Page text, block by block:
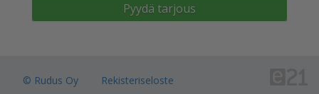
Pyydä tarjous
© Rudus Oy Rekisteriseloste